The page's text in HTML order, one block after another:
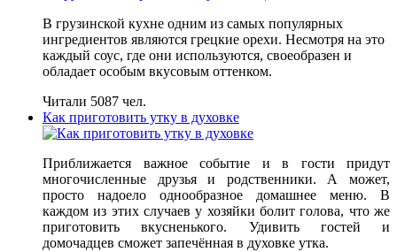
В грузинской кухне одним из самых популярных
ингредиентов являются грецкие орехи. Несмотря на это
каждый соус, где они используются, своеобразен и
обладает особым вкусовым оттенком.
Читали 5087 чел.
Как приготовить утку в духовке
Приближается важное событие и в гости придут
многочисленные друзья и родственники. А может,
просто надоело однообразное домашнее меню. В
каждом из этих случаев у хозяйки болит голова, что же
приготовить вкусненького. Удивить гостей и
домочадцев сможет запечённая в духовке утка.